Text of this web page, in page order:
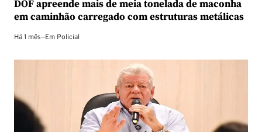
DOF apreende mais de meia tonelada de maconha
em caminhão carregado com estruturas metálicas
Há 1 mês—Em Policial